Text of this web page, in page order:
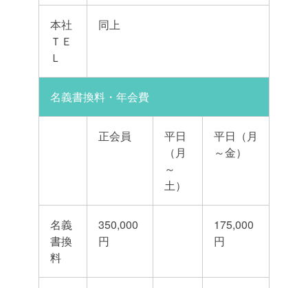
本社
ＴＥ
Ｌ
同上
名義書換料・年会費
正会員
平日
（月
～
土）
平日（月
～金）
名義
書換
料
350,000
円
175,000
円